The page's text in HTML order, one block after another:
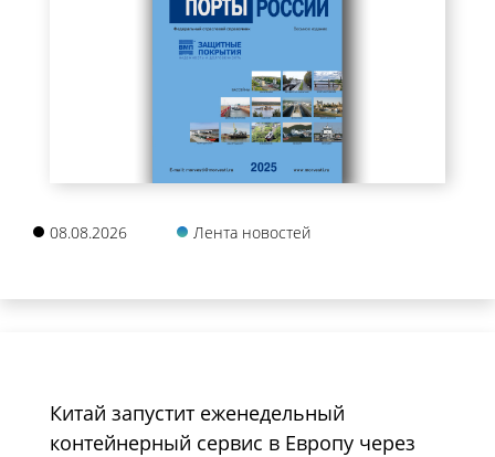
08.08.2026 Лента новостей
Китай запустит еженедельный
контейнерный сервис в Европу через